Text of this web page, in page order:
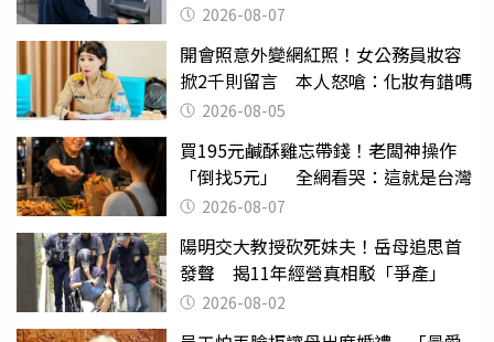
2026-08-07
開會照意外變網紅照！女公務員妝容
掀2千則留言 本人怒嗆：化妝有錯嗎
2026-08-05
買195元鹹酥雞忘帶錢！老闆神操作
「倒找5元」 全網看哭：這就是台灣
2026-08-07
陽明交大教授砍死妹夫！岳母追思首
發聲 揭11年經營真相駁「爭產」
2026-08-02